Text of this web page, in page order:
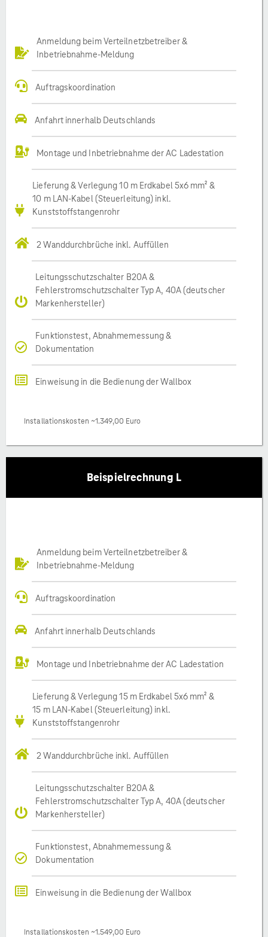
Anmeldung beim Verteilnetzbetreiber &
Inbetriebnahme-Meldung
Auftragskoordination
Anfahrt innerhalb Deutschlands
Montage und Inbetriebnahme der AC Ladestation
Lieferung & Verlegung 10 m Erdkabel 5x6 mm² &
10 m LAN-Kabel (Steuerleitung) inkl.
Kunststoffstangenrohr
2 Wanddurchbrüche inkl. Auffüllen
Leitungsschutzschalter B20A &
Fehlerstromschutzschalter Typ A, 40A (deutscher
Markenhersteller)
Funktionstest, Abnahmemessung &
Dokumentation
Einweisung in die Bedienung der Wallbox
Installationskosten ~1.349,00 Euro
Beispielrechnung L
Anmeldung beim Verteilnetzbetreiber &
Inbetriebnahme-Meldung
Auftragskoordination
Anfahrt innerhalb Deutschlands
Montage und Inbetriebnahme der AC Ladestation
Lieferung & Verlegung 15 m Erdkabel 5x6 mm² &
15 m LAN-Kabel (Steuerleitung) inkl.
Kunststoffstangenrohr
2 Wanddurchbrüche inkl. Auffüllen
Leitungsschutzschalter B20A &
Fehlerstromschutzschalter Typ A, 40A (deutscher
Markenhersteller)
Funktionstest, Abnahmemessung &
Dokumentation
Einweisung in die Bedienung der Wallbox
Installationskosten ~1.549,00 Euro